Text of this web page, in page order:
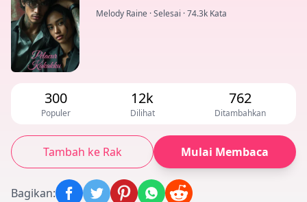
Melody Raine ·Selesai ·74.3k Kata
300
Populer
12k
Dilihat
762
Ditambahkan
Tambah ke Rak Mulai Membaca
Bagikan: